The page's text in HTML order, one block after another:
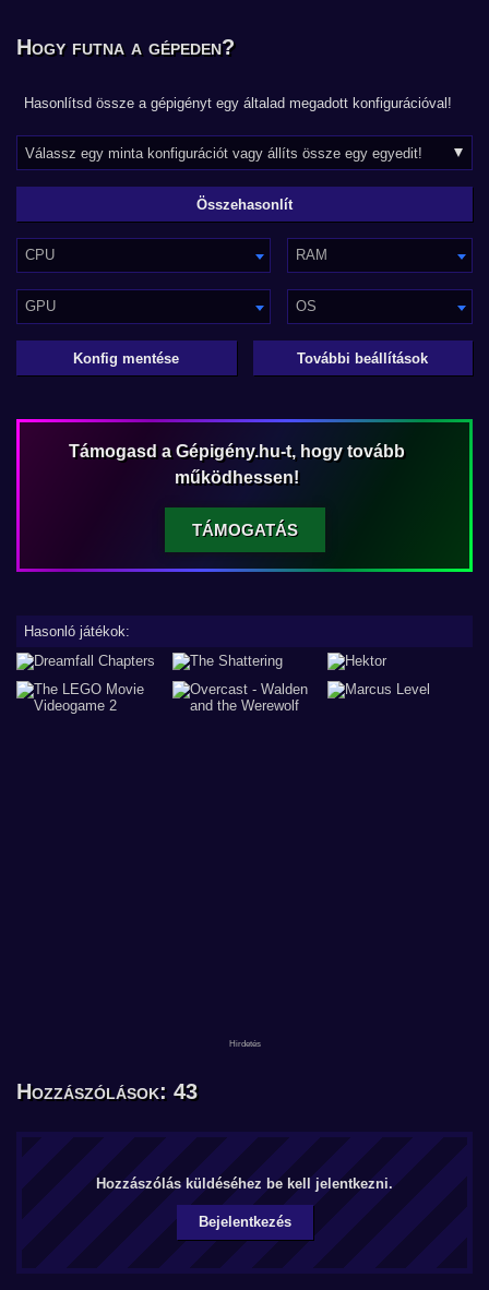
Hogy futna a gépeden?
Hasonlítsd össze a gépigényt egy általad megadott konfigurációval!
CPU RAM
GPU OS
Konfig mentése További beállítások
Támogasd a Gépigény.hu-t, hogy tovább
működhessen!
TÁMOGATÁS
Hasonló játékok:
Hozzászólások: 43
Hozzászólás küldéséhez be kell jelentkezni.
Bejelentkezés